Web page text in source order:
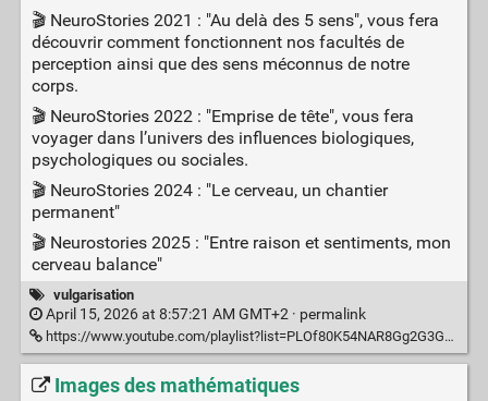
🎬 NeuroStories 2021 : "Au delà des 5 sens", vous fera
découvrir comment fonctionnent nos facultés de
perception ainsi que des sens méconnus de notre
corps.
🎬 NeuroStories 2022 : "Emprise de tête", vous fera
voyager dans l’univers des influences biologiques,
psychologiques ou sociales.
🎬 NeuroStories 2024 : "Le cerveau, un chantier
permanent"
🎬 Neurostories 2025 : "Entre raison et sentiments, mon
cerveau balance"
vulgarisation
April 15, 2026 at 8:57:21 AM GMT+2 · permalink
https://www.youtube.com/playlist?list=PLOf80K54NAR8Gg2G3GaPbN91KloG2ZDH0
Images des mathématiques